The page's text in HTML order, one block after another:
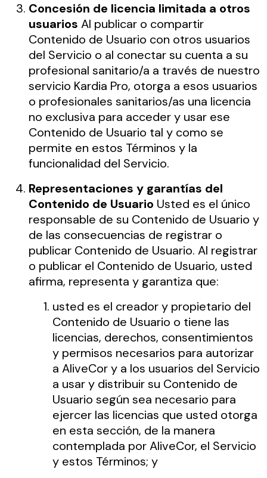
Concesión de licencia limitada a otros
usuarios Al publicar o compartir
Contenido de Usuario con otros usuarios
del Servicio o al conectar su cuenta a su
profesional sanitario/a a través de nuestro
servicio Kardia Pro, otorga a esos usuarios
o profesionales sanitarios/as una licencia
no exclusiva para acceder y usar ese
Contenido de Usuario tal y como se
permite en estos Términos y la
funcionalidad del Servicio.
Representaciones y garantías del
Contenido de Usuario Usted es el único
responsable de su Contenido de Usuario y
de las consecuencias de registrar o
publicar Contenido de Usuario. Al registrar
o publicar el Contenido de Usuario, usted
afirma, representa y garantiza que:
usted es el creador y propietario del
Contenido de Usuario o tiene las
licencias, derechos, consentimientos
y permisos necesarios para autorizar
a AliveCor y a los usuarios del Servicio
a usar y distribuir su Contenido de
Usuario según sea necesario para
ejercer las licencias que usted otorga
en esta sección, de la manera
contemplada por AliveCor, el Servicio
y estos Términos; y